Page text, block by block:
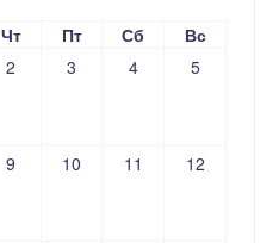
Чт Пт Сб
Вс
2 3 4 5
9 10 11 12